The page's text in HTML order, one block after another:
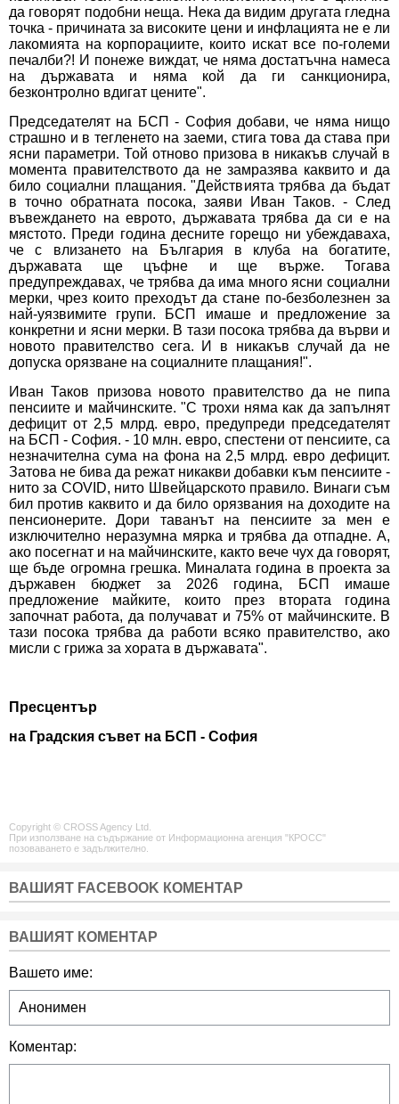
да говорят подобни неща. Нека да видим другата гледна
точка - причината за високите цени и инфлацията не е ли
лакомията на корпорациите, които искат все по-големи
печалби?! И понеже виждат, че няма достатъчна намеса
на държавата и няма кой да ги санкционира,
безконтролно вдигат цените".
Председателят на БСП - София добави, че няма нищо
страшно и в тегленето на заеми, стига това да става при
ясни параметри. Той отново призова в никакъв случай в
момента правителството да не замразява каквито и да
било социални плащания. "Действията трябва да бъдат
в точно обратната посока, заяви Иван Таков. - След
въвеждането на еврото, държавата трябва да си е на
мястото. Преди година десните горещо ни убеждаваха,
че с влизането на България в клуба на богатите,
държавата ще цъфне и ще върже. Тогава
предупреждавах, че трябва да има много ясни социални
мерки, чрез които преходът да стане по-безболезнен за
най-уязвимите групи. БСП имаше и предложение за
конкретни и ясни мерки. В тази посока трябва да върви и
новото правителство сега. И в никакъв случай да не
допуска орязване на социалните плащания!".
Иван Таков призова новото правителство да не пипа
пенсиите и майчинските. "С трохи няма как да запълнят
дефицит от 2,5 млрд. евро, предупреди председателят
на БСП - София. - 10 млн. евро, спестени от пенсиите, са
незначителна сума на фона на 2,5 млрд. евро дефицит.
Затова не бива да режат никакви добавки към пенсиите -
нито за COVID, нито Швейцарското правило. Винаги съм
бил против каквито и да било орязвания на доходите на
пенсионерите. Дори таванът на пенсиите за мен е
изключително неразумна мярка и трябва да отпадне. А,
ако посегнат и на майчинските, както вече чух да говорят,
ще бъде огромна грешка. Миналата година в проекта за
държавен бюджет за 2026 година, БСП имаше
предложение майките, които през втората година
започнат работа, да получават и 75% от майчинските. В
тази посока трябва да работи всяко правителство, ако
мисли с грижа за хората в държавата".
Пресцентър
на Градския съвет на БСП - София
Copyright © CROSS Agency Ltd.
При използване на съдържание от Информационна агенция "КРОСС"
позоваването е задължително.
ВАШИЯТ FACEBOOK КОМЕНТАР
ВАШИЯТ КОМЕНТАР
Вашето име:
Коментар: